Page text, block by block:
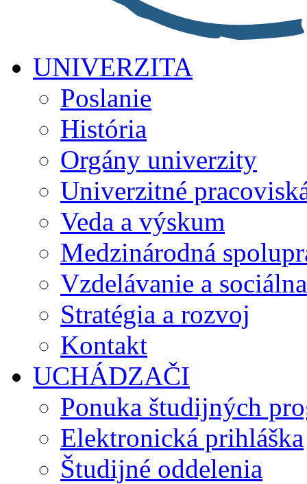
UNIVERZITA
Poslanie
História
Orgány univerzity
Univerzitné
Veda a výskum
Medzinárodná
Vzdelávanie a
Stratégia a rozvoj
Kontakt
UCHÁDZAČI
Ponuka študijných
Elektronická prihláška
Študijné oddelenia